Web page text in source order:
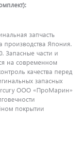
запчасть
производства Япония.
Запасные части и
на современном
качества перед
запасных
ООО «ПроМарин»
покрытии